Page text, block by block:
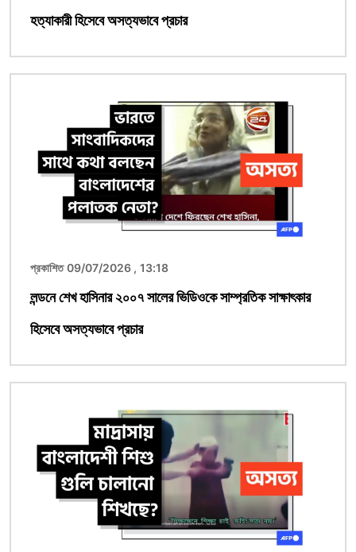
হত্যাকারী হিসেবে অসত্যভাবে প্রচার
প্রকাশিত 09/07/2026 , 13:18
লন্ডনে শেখ হাসিনার ২০০৭ সালের ভিডিওকে সাম্প্রতিক সাক্ষাৎকার
হিসেবে অসত্যভাবে প্রচার